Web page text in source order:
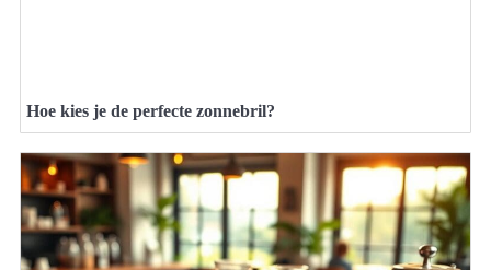
Hoe kies je de perfecte zonnebril?